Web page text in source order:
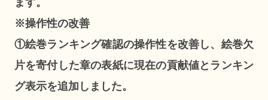
※操作性の改善
①絵巻ランキング確認の操作性を改善し、絵巻欠
片を寄付した章の表紙に現在の貢献値とランキン
グ表示を追加しました。